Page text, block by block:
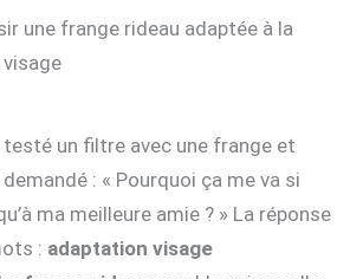
une frange rideau adaptée à la
testé un filtre avec une frange et
: « Pourquoi ça me va si
ma meilleure amie ? » La réponse
: adaptation visage